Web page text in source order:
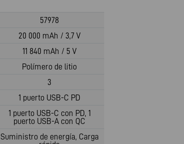
57978
20 000 mAh / 3,7 V
11 840 mAh / 5 V
Polímero de litio
3
1 puerto USB-C PD
1 puerto USB-C con PD, 1
puerto USB-A con QC
Suministro de energía, Carga